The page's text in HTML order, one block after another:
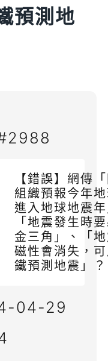
預測地
【錯誤】網傳
組織預報今年
進入地球地震
「地震發生時
金三角」、「
磁性會消失，
鐵預測地震」？
04-29